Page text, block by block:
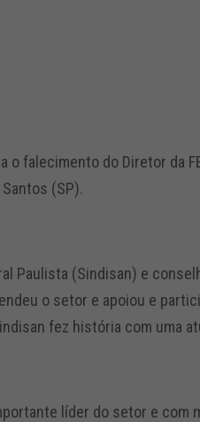
o falecimento do Diretor da
(SP).
Paulista (Sindisan) e
o setor e apoiou e
fez história com uma
líder do setor e com